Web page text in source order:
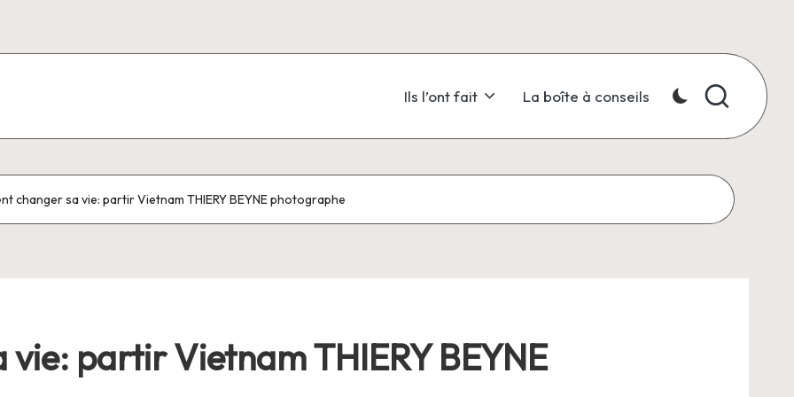
Ils l’ont fait La boîte à conseils
changer sa vie: partir Vietnam THIERY BEYNE photographe
partir Vietnam THIERY BEYNE